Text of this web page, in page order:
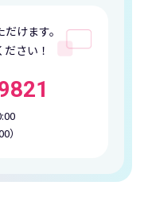
けます。
さい！
）